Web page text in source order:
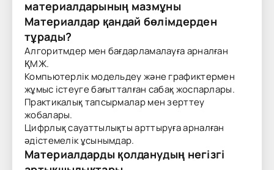
материалдарының мазмұны
Материалдар қандай бөлімдерден
тұрады?
Алгоритмдер мен бағдарламалауға арналған
ҚМЖ.
Компьютерлік модельдеу және графиктермен
жұмыс істеуге бағытталған сабақ жоспарлары.
Практикалық тапсырмалар мен зерттеу
жобалары.
Цифрлық сауаттылықты арттыруға арналған
әдістемелік ұсынымдар.
Материалдарды қолданудың негізгі